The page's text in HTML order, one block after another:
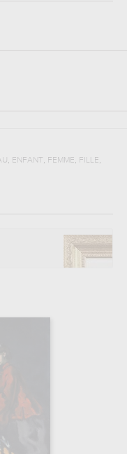
, ENFANT, FEMME, FILLE,